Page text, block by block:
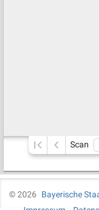
Scan
©2026
Bayerische